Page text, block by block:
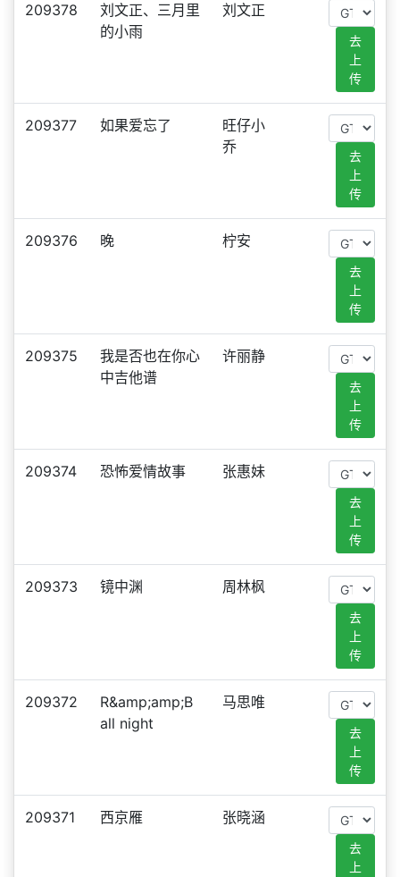
209378
刘文正、三月里
的小雨
刘文正
去
上
传
209377 如果爱忘了
旺仔小
乔
去
上
传
209376 晚 柠安
去
上
传
209375
我是否也在你心
中吉他谱
许丽静
去
上
传
209374 恐怖爱情故事 张惠妹
去
上
传
209373 镜中渊 周林枫
去
上
传
209372
R&amp;amp;B
all night
马思唯
去
上
传
209371 西京雁 张晓涵
去
上